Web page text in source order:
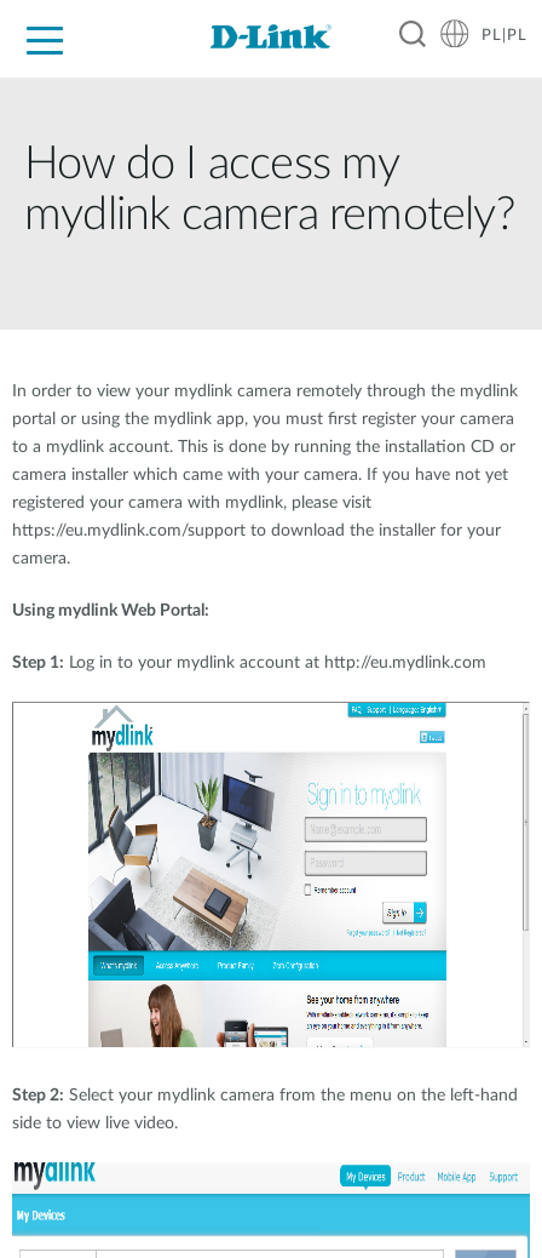
PL|PL
How do I access my
mydlink camera remotely?
In order to view your mydlink camera remotely through the mydlink
portal or using the mydlink app, you must first register your camera
to a mydlink account. This is done by running the installation CD or
camera installer which came with your camera. If you have not yet
registered your camera with mydlink, please visit
https://eu.mydlink.com/support to download the installer for your
camera.
Using mydlink Web Portal:
Step 1: Log in to your mydlink account at http://eu.mydlink.com
Step 2: Select your mydlink camera from the menu on the left-hand
side to view live video.